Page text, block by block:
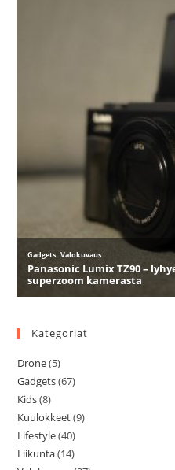
Kategoriat
Drone(5)
Gadgets(67)
Kids(8)
Kuulokkeet(9)
Lifestyle(40)
Liikunta(14)